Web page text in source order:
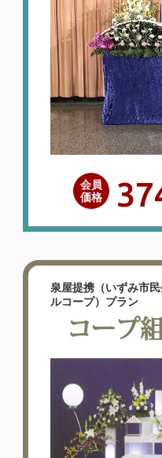
大変満足し
用したいし、
いです。
2026年06月
泉
ル
（〒579-8014
町5-13-52）
【お客様のご意見
いただき、対応も
いただき、式もス
花も料理も十分で
ります。葬儀費用
ます。また利用し
周りへも紹介した
詳
会員
価格
泉屋提携（いずみ市
ルコープ）プラン
コープ